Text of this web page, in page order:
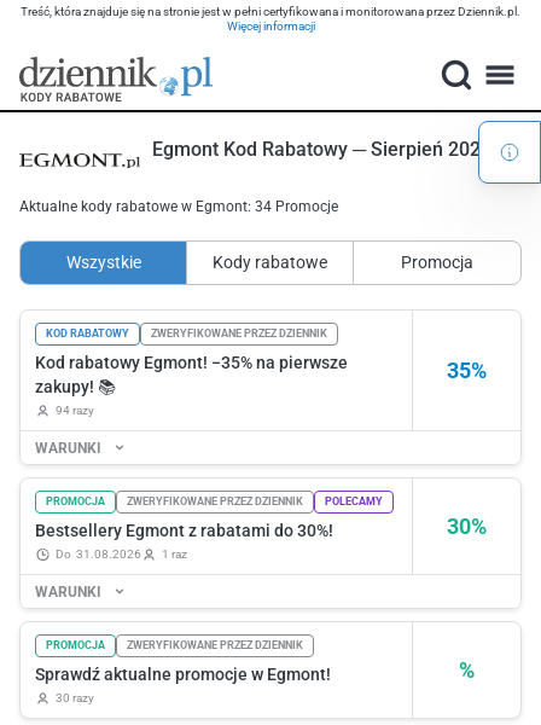
Treść, która znajduje się na stronie jest w pełni certyfikowana i monitorowana przez Dziennik.pl.
Więcej informacji
Egmont Kod Rabatowy ─ Sierpień 2026
Aktualne kody rabatowe w Egmont: 34 Promocje
Wszystkie Kody rabatowe Promocja
35%
KOD RABATOWY ZWERYFIKOWANE PRZEZ DZIENNIK
Kod rabatowy Egmont! −35% na pierwsze
zakupy! 📚
94 razy
WARUNKI
30%
PROMOCJA ZWERYFIKOWANE PRZEZ DZIENNIK POLECAMY
Bestsellery Egmont z rabatami do 30%!
do 31.08.2026 1 raz
WARUNKI
%
PROMOCJA ZWERYFIKOWANE PRZEZ DZIENNIK
Sprawdź aktualne promocje w Egmont!
30 razy